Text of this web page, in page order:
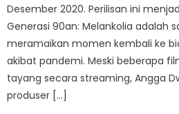
Desember 2020. Perilisan ini
Generasi 90an: Melankolia adalah
meramaikan momen kembali ke
akibat pandemi. Meski beberapa
tayang secara streaming, Angga
produser […]